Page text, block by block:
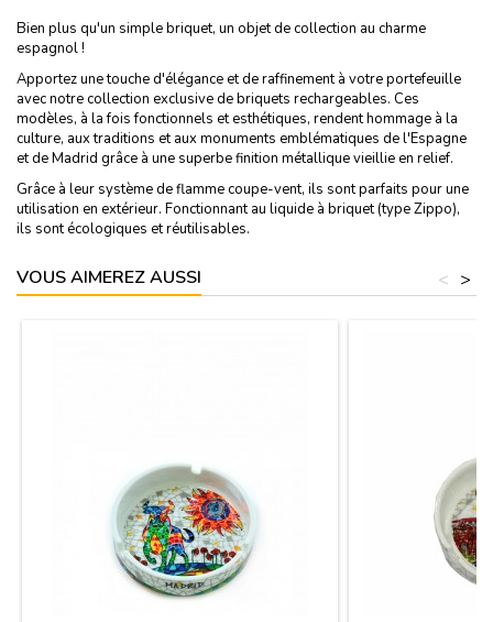
Bien plus qu'un simple briquet, un objet de collection au charme
espagnol !
Apportez une touche d'élégance et de raffinement à votre portefeuille
avec notre collection exclusive de briquets rechargeables. Ces
modèles, à la fois fonctionnels et esthétiques, rendent hommage à la
culture, aux traditions et aux monuments emblématiques de l'Espagne
et de Madrid grâce à une superbe finition métallique vieillie en relief.
Grâce à leur système de flamme coupe-vent, ils sont parfaits pour une
utilisation en extérieur. Fonctionnant au liquide à briquet (type Zippo),
ils sont écologiques et réutilisables.
VOUS AIMEREZ AUSSI >
<